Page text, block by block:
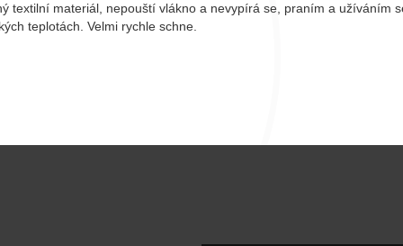
textilní materiál, nepouští vlákno a nevypírá se, praním a užíváním
teplotách. Velmi rychle schne.